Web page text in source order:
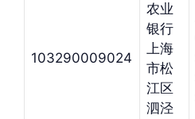
103290009024
农业
银行
上海
市松
江区
泗泾